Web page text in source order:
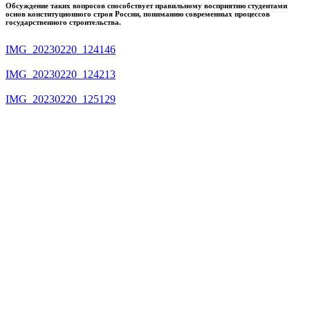
Обсуждение таких вопросов способствует правильному восприятию студентами
основ конституционного строя России, пониманию современных процессов
государственного строительства.
IMG_20230220_124146
IMG_20230220_124213
IMG_20230220_125129